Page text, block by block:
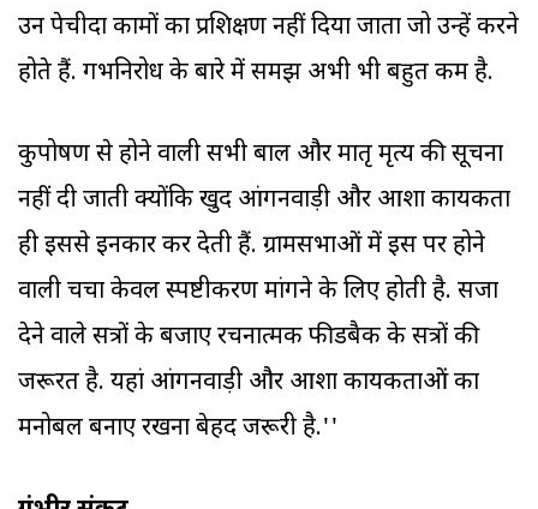
उन पेचीदा कामों का प्रशिक्षण नहीं दिया जाता जो उन्हें करने
होते हैं. गर्भनिरोध के बारे में समझ अभी भी बहुत कम है.
कुपोषण से होने वाली सभी बाल और मातृ मृत्य की सूचना
नहीं दी जाती क्योंकि खुद आंगनवाड़ी और आशा कार्यकर्ता
ही इससे इनकार कर देती हैं. ग्रामसभाओं में इस पर होने
वाली चर्चा केवल स्पष्टीकरण मांगने के लिए होती है. सजा
देने वाले सत्रों के बजाए रचनात्मक फीडबैक के सत्रों की
जरूरत है. यहां आंगनवाड़ी और आशा कार्यकर्ताओं का
मनोबल बनाए रखना बेहद जरूरी है.''